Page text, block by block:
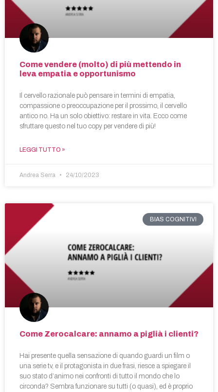
Come vendere (molto) di più mettendo in
leva empatia e opportunismo
Il cervello razionale può pensare in termini di empatia,
compassione o preoccupazione per il prossimo, il cervello
antico no. Ha un solo obiettivo: restare in vita. Ecco come
sfruttare questo nel tuo copy per vendere di più!
LEGGI TUTTO »
Andrea Serra 24/10/2023
BIAS COGNITIVI
Come Zerocalcare: annamo a piglià i clienti?
Hai presente quella sensazione di quando guardi un film o
una serie tv, e il protagonista in due frasi, riesce a spiegare il
suo stato d’animo nei confronti di tutto il mondo che lo
circonda? Sembra funzionare su tutti (o quasi), ed è proprio